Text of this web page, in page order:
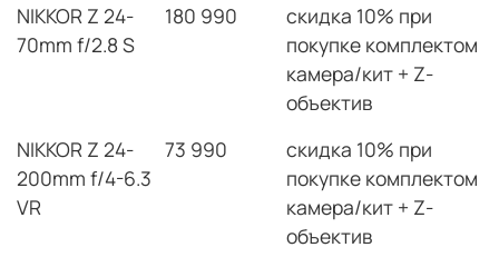
NIKKOR Z 24-
70mm f/2.8 S
180 990
скидка 10% при
покупке комплектом
камера/кит + Z-
объектив
NIKKOR Z 24-
200mm f/4-6.3
VR
73 990
скидка 10% при
покупке комплектом
камера/кит + Z-
объектив